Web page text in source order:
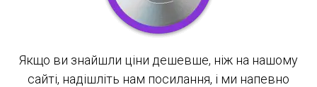
Якщо ви знайшли ціни дешевше, ніж на нашому
сайті, надішліть нам посилання, і ми напевно